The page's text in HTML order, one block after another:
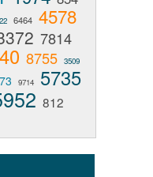
6464 4578
7814
8755 3509
9714 5735
812